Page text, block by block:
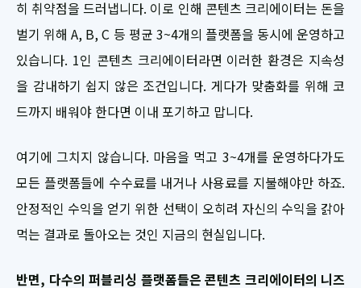
히 취약점을 드러냅니다. 이로 인해 콘텐츠 크리에이터는 돈을
벌기 위해 A, B, C 등 평균 3~4개의 플랫폼을 동시에 운영하고
있습니다. 1인 콘텐츠 크리에이터라면 이러한 환경은 지속성
을 감내하기 쉽지 않은 조건입니다. 게다가 맞춤화를 위해 코
드까지 배워야 한다면 이내 포기하고 맙니다.
여기에 그치지 않습니다. 마음을 먹고 3~4개를 운영하다가도
모든 플랫폼들에 수수료를 내거나 사용료를 지불해야만 하죠.
안정적인 수익을 얻기 위한 선택이 오히려 자신의 수익을 갉아
먹는 결과로 돌아오는 것인 지금의 현실입니다.
반면, 다수의 퍼블리싱 플랫폼들은 콘텐츠 크리에이터의 니즈